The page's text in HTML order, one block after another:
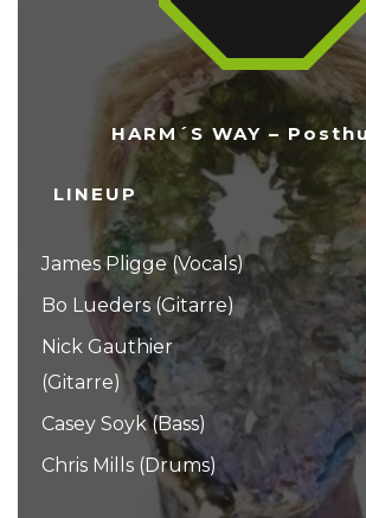
HARM´S WAY –
LINEUP
James Pligge (Vocals)
Bo Lueders (Gitarre)
Nick Gauthier
(Gitarre)
Casey Soyk (Bass)
Chris Mills (Drums)